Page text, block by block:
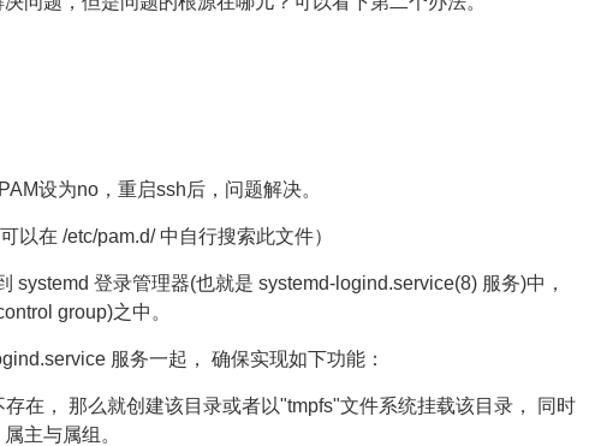
设为no，重启ssh后，问题解决。
以在 /etc/pam.d/ 中自行搜索此文件）
systemd 登录管理器(也就是 systemd-logind.service(8) 服务)中，
group)之中。
服务一起， 确保实现如下功能：
在， 那么就创建该目录或者以"tmpfs"文件系统挂载该目录， 同时
主与属组。